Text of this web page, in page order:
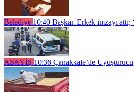
Belediye 10:40 Başkan Erkek imzayı attı;
ASAYİŞ 10:36 Çanakkale’de